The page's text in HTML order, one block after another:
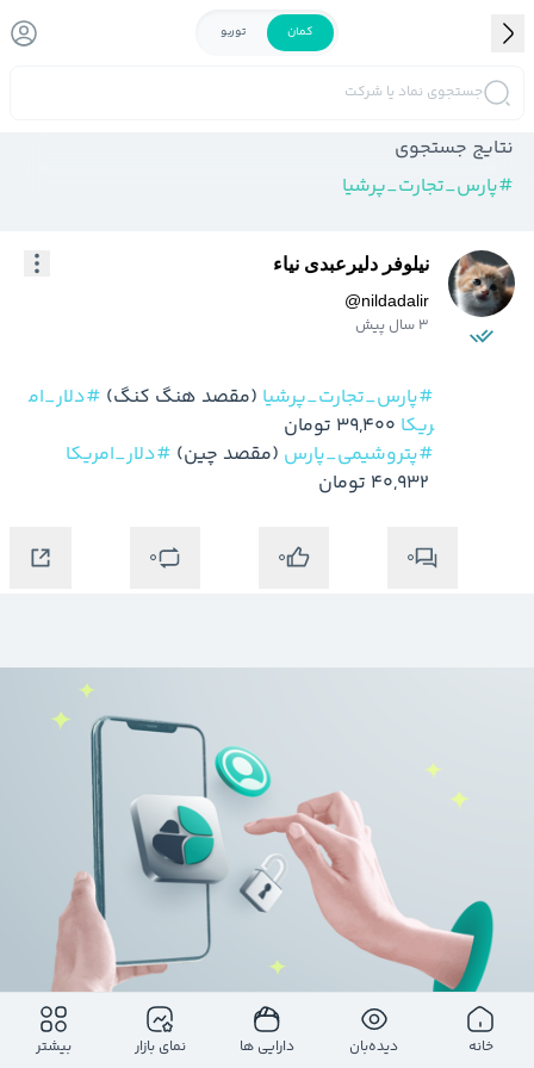
کمان توربو
جستجوی نماد یا شرکت
نتایج جستجوی
#پارس_تجارت_پرشیا
نیلوفر دلیرعبدی نیاء
@nildadalir
3 سال پیش
#پارس_تجارت_پرشیا (مقصد هنگ کنگ) #دلار_ام
ریکا
#پتروشیمی_پارس (مقصد چین) #دلار_امریکا
0
0
0
خانه دیده‌بان دارایی ها نمای بازار بیشتر